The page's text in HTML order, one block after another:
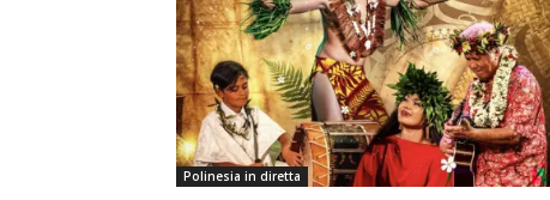
Polinesia in diretta